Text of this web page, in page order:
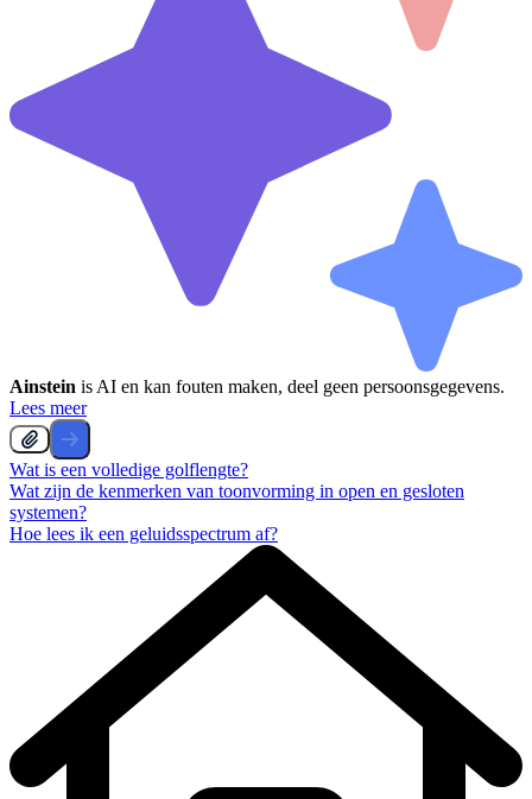
Ainstein is AI en kan fouten maken, deel geen persoonsgegevens.
Lees meer
Wat is een volledige golflengte?
Wat zijn de kenmerken van toonvorming in open en gesloten
systemen?
Hoe lees ik een geluidsspectrum af?